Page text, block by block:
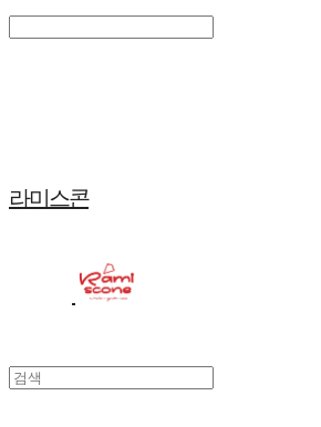
라미스콘